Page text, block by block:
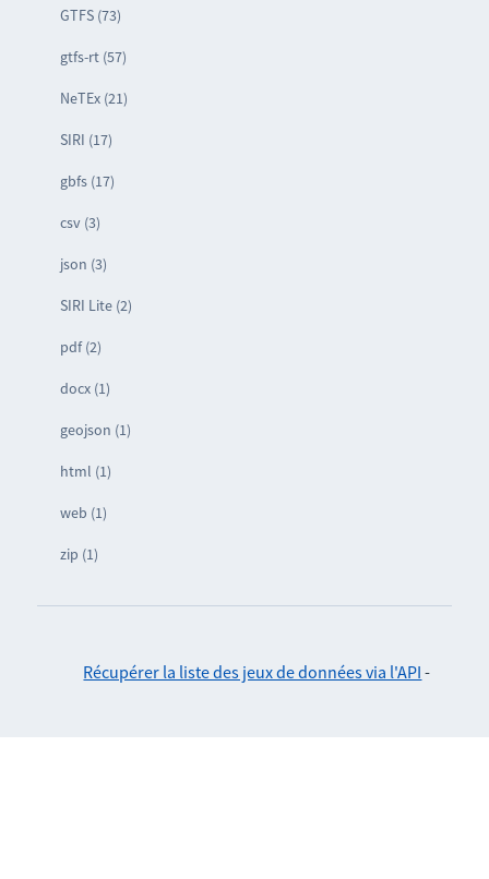
GTFS (73)
gtfs-rt (57)
NeTEx (21)
SIRI (17)
gbfs (17)
csv (3)
json (3)
SIRI Lite (2)
pdf (2)
docx (1)
geojson (1)
html (1)
web (1)
zip (1)
Récupérer la liste des jeux de données via l'API -